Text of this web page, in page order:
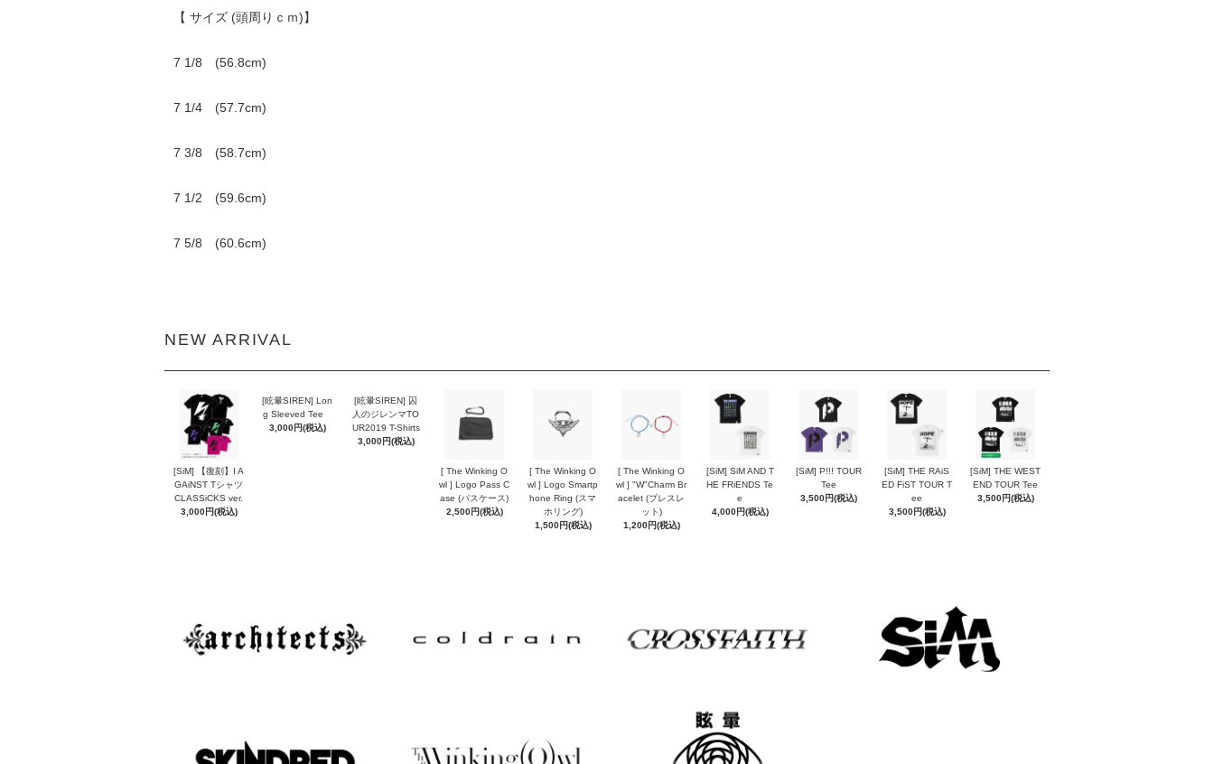
【 サイズ (頭周りｃｍ)】
7 1/8 (56.8cm)
7 1/4 (57.7cm)
7 3/8 (58.7cm)
7 1/2 (59.6cm)
7 5/8 (60.6cm)
NEW ARRIVAL
[SiM] 【復刻】I A
GAiNST Tシャツ
CLASSiCKS ver.
3,000円(税込)
[眩暈SIREN] Lon
g Sleeved Tee
3,000円(税込)
[眩暈SIREN] 囚
人のジレンマTO
UR2019 T-Shirts
3,000円(税込)
[ The Winking O
wl ] Logo Pass C
ase (パスケース)
2,500円(税込)
[ The Winking O
wl ] Logo Smartp
hone Ring (スマ
ホリング)
1,500円(税込)
[ The Winking O
wl ] "W"Charm Br
acelet (ブレスレ
ット)
1,200円(税込)
[SiM] SiM AND T
HE FRiENDS Te
e
4,000円(税込)
[SiM] P!!! TOUR
Tee
3,500円(税込)
[SiM] THE RAiS
ED FiST TOUR T
ee
3,500円(税込)
[SiM] THE WEST
END TOUR Tee
3,500円(税込)